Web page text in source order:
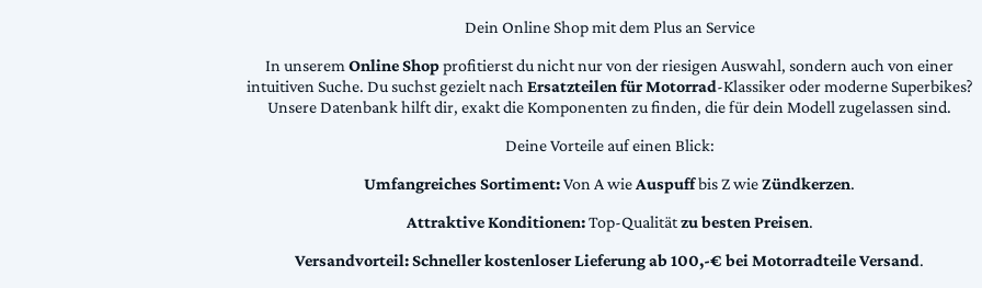
Dein Online Shop mit dem Plus an Service
In unseremOnline Shopprofitierst du nicht nur von der riesigen Auswahl, sondern auch von einer
intuitiven Suche. Du suchst gezielt nachErsatzteilen für Motorrad-Klassiker oder moderne Superbikes?
Unsere Datenbank hilft dir, exakt die Komponenten zu finden, die für dein Modell zugelassen sind.
Deine Vorteile auf einen Blick:
Umfangreiches Sortiment:Von A wieAuspuffbis Z wieZündkerzen.
Attraktive Konditionen:Top-Qualitätzu besten Preisen.
Versandvorteil:Schneller kostenloser Lieferung ab 100,-€ bei Motorradteile Versand.